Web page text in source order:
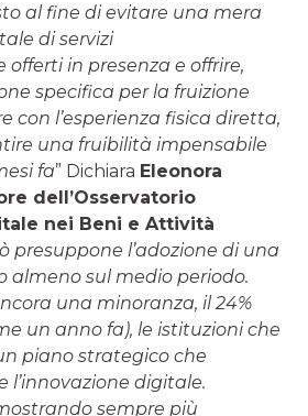
al fine di evitare una mera
di servizi
in presenza e offrire,
specifica per la fruizione
con l’esperienza fisica diretta,
una fruibilità impensabile
fa” Dichiara Eleonora
dell’Osservatorio
nei Beni e Attività
presuppone l’adozione di una
almeno sul medio periodo.
una minoranza, il 24%
un anno fa), le istituzioni che
piano strategico che
l’innovazione digitale.
sempre più